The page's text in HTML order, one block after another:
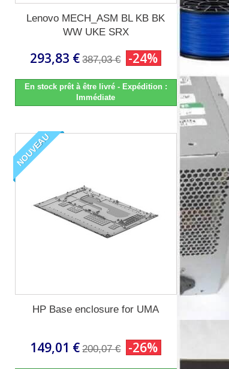
Lenovo MECH_ASM BL KB BK
WW UKE SRX
293,83 € 387,03 € -24%
En stock prêt à être livré - Expédition :
Immédiate
NOUVEAU
HP Base enclosure for UMA
149,01 € 200,07 € -26%